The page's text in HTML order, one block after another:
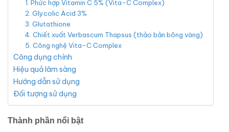
1. Phức hợp Vitamin C 5% (Vita-C Complex)
2. Glycolic Acid 3%
3. Glutathione
4. Chiết xuất Verbascum Thapsus (thảo bản bông vàng)
5. Công nghệ Vita-C Complex
Công dụng chính
Hiệu quả lâm sàng
Hướng dẫn sử dụng
Đối tượng sử dụng
Thành phần nổi bật